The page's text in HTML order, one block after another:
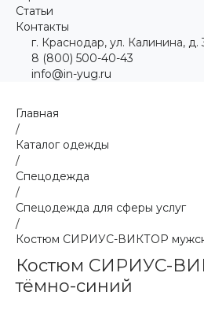
Статьи
Контакты
г. Краснодар, ул. Калинина, д.
8 (800) 500-40-43
info@in-yug.ru
Главная
/
Каталог одежды
/
Спецодежда
/
Спецодежда для сферы услуг
/
Костюм СИРИУС-ВИКТОР
Костюм СИРИУС-
тёмно-синий